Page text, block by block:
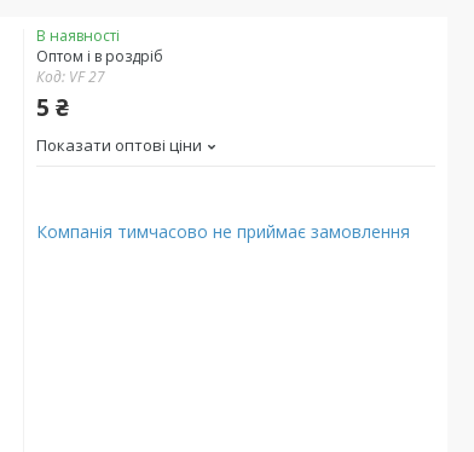
В наявності
Оптом і в роздріб
Код: VF 27
5 ₴
Показати оптові ціни
Компанія тимчасово не приймає замовлення